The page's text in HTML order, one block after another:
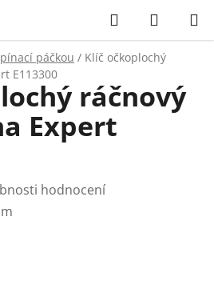
Hledat
KOŠÍK
páčkou / Klíč očkoplochý
E113300
ráčnový
Expert
hodnocení